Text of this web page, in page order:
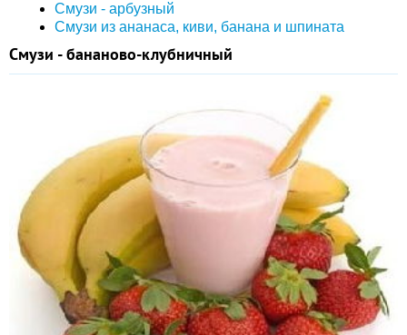
Смузи - арбузный
Смузи из ананаса, киви, банана и шпината
Смузи - бананово-клубничный